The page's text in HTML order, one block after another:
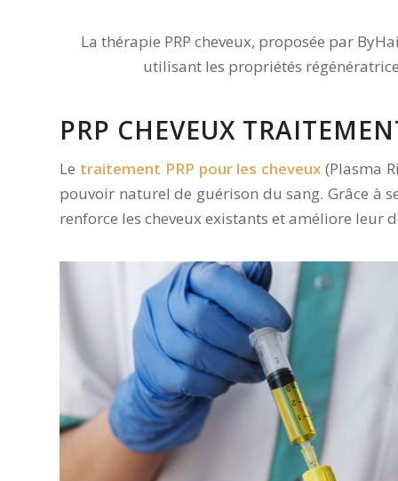
La thérapie PRP cheveux, proposée par
utilisant les propriétés
PRP CHEVEUX
Le traitement PRP pour les cheveux (Plasma
pouvoir naturel de guérison du sang. Grâce à
renforce les cheveux existants et améliore leur